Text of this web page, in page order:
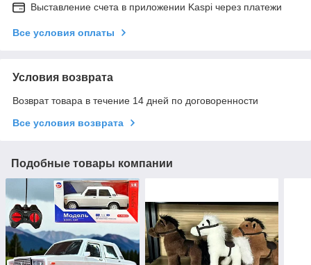
Выставление счета в приложении Kaspi через платежи
Все условия оплаты
Условия возврата
Возврат товара в течение 14 дней по договоренности
Все условия возврата
Подобные товары компании